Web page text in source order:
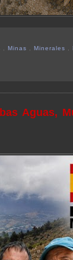
, Minas , Minerales ,
Aguas,